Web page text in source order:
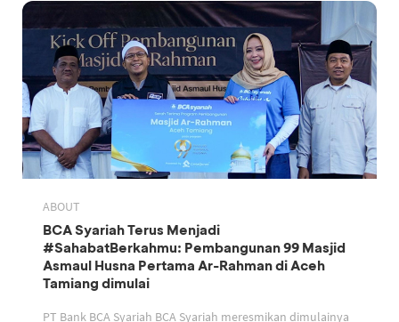
ABOUT
BCA Syariah Terus Menjadi
#SahabatBerkahmu: Pembangunan 99 Masjid
Asmaul Husna Pertama Ar-Rahman di Aceh
Tamiang dimulai
PT Bank BCA Syariah BCA Syariah meresmikan dimulainya